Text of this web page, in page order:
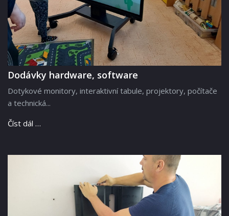
Dodávky hardware, software
Dotykové monitory, interaktivní tabule, projektory, počítače
a technická...
Číst dál …